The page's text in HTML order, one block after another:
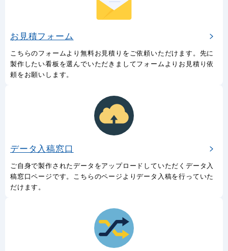
お見積フォーム
こちらのフォームより無料お見積りをご依頼いただけます。先に
製作したい看板を選んでいただきましてフォームよりお見積り依
頼をお願いします。
データ入稿窓口
ご自身で製作されたデータをアップロードしていただくデータ入
稿窓口ページです。こちらのページよりデータ入稿を行っていた
だけます。